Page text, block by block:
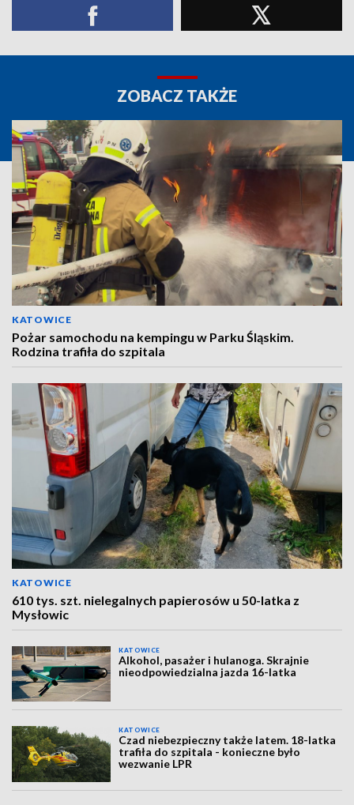
ZOBACZ TAKŻE
KATOWICE
Pożar samochodu na kempingu w Parku Śląskim.
Rodzina trafiła do szpitala
KATOWICE
610 tys. szt. nielegalnych papierosów u 50-latka z
Mysłowic
KATOWICE
Alkohol, pasażer i hulanoga. Skrajnie
nieodpowiedzialna jazda 16-latka
KATOWICE
Czad niebezpieczny także latem. 18-latka
trafiła do szpitala - konieczne było
wezwanie LPR